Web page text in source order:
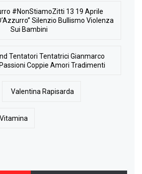
#NonStiamoZitti 13 19 Aprile
Silenzio Bullismo Violenza
Sui Bambini
Tentatori Tentatrici Gianmarco
Coppie Amori Tradimenti
Valentina Rapisarda
Vitamina